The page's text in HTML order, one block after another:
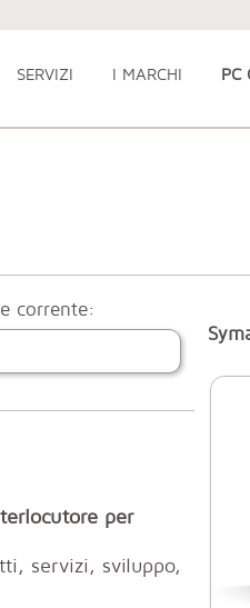
SERVIZI I MARCHI PC
corrente:
per
servizi, sviluppo,